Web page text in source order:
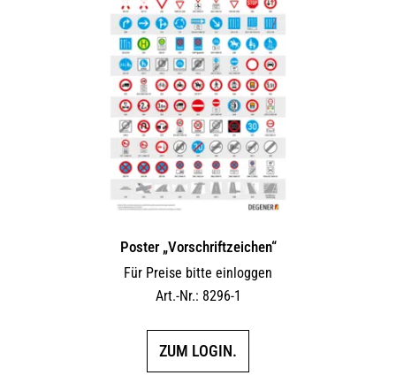
Poster „Vorschriftzeichen“
Für Preise bitte einloggen
Art.-Nr.: 8296-1
ZUM LOGIN.